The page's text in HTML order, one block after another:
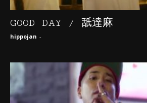
GOOD DAY / 舐達麻
hippojan -